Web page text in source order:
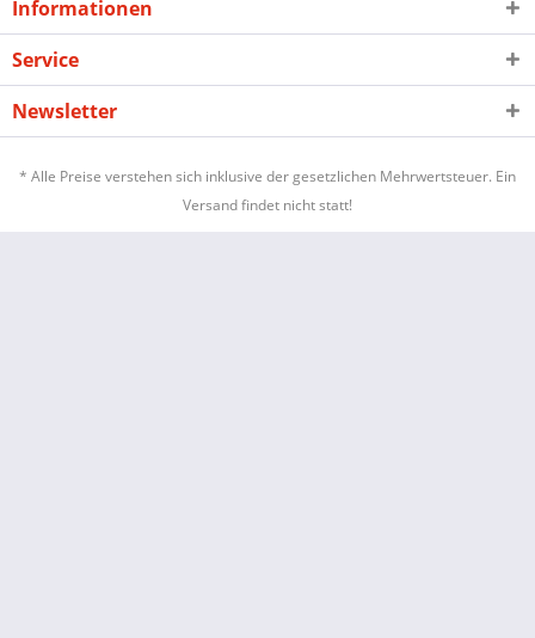
Informationen
Service
Newsletter
* Alle Preise verstehen sich inklusive der gesetzlichen Mehrwertsteuer. Ein
Versand findet nicht statt!